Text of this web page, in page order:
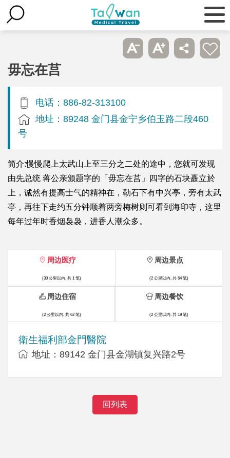
毋忘在莒
电话：886-82-313100
地址：89248 金门县金宁乡伯玉路二段460
号
简介:慢慢爬上太武山上至三分之二处的途中，您就可发现
由先总统 蒋公亲颁题字的「毋忘在莒」四字的石块矗立於
上，诚然有提高士气的精神在，勒石下有中兴亭，旁有太武
亭，再往下走约五分钟顺着两旁梅树则可看到海印寺，这里
每年过年时香烟袅袅，进香人潮众多。
周边医疗
(30 公里以内, 共 1 笔)
衛生福利部金門醫院
地址：89142 金门县金湖镇复兴路2号
周边景点
(2 公里以内, 共 64 笔)
周边住宿
(2 公里以内, 共 62 笔)
周边餐饮
(2 公里以内, 共 19 笔)
回列表